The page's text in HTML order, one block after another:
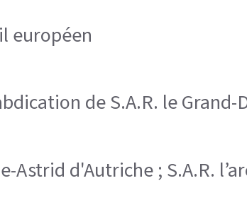
européen
de S.A.R. le Grand-
Astrid d'Autriche ; S.A.R.